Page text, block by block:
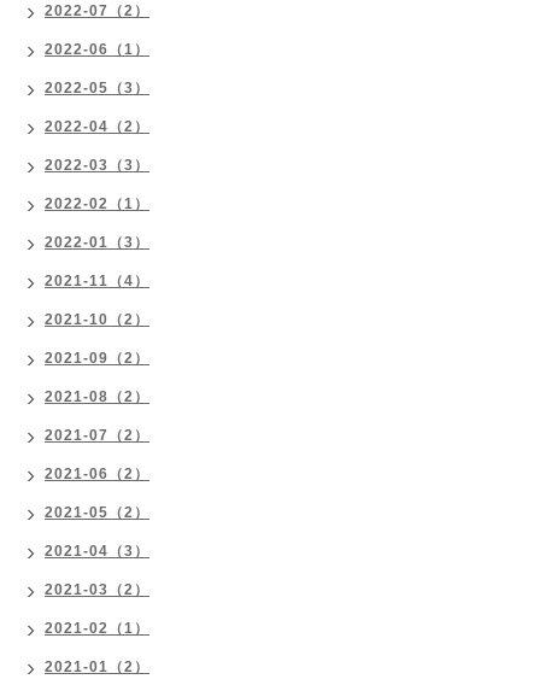
2022-07（2）
2022-06（1）
2022-05（3）
2022-04（2）
2022-03（3）
2022-02（1）
2022-01（3）
2021-11（4）
2021-10（2）
2021-09（2）
2021-08（2）
2021-07（2）
2021-06（2）
2021-05（2）
2021-04（3）
2021-03（2）
2021-02（1）
2021-01（2）